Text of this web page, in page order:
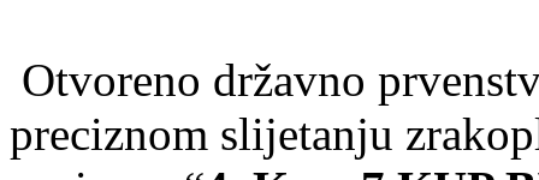
Otvoreno državno
preciznom slijetanju